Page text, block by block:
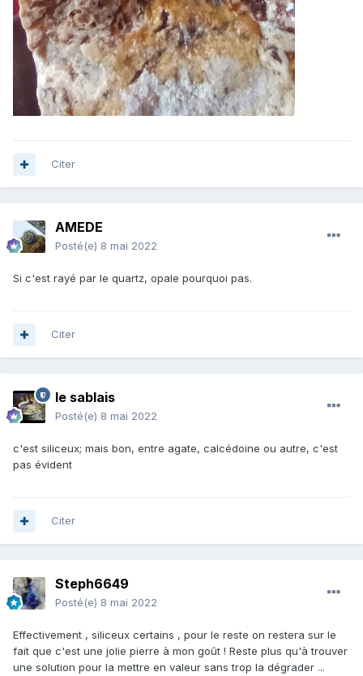
Citer
AMEDE
Posté(e) 8 mai 2022
Si c'est rayé par le quartz, opale pourquoi pas.
Citer
le sablais
Posté(e) 8 mai 2022
c'est siliceux; mais bon, entre agate, calcédoine ou autre, c'est
pas évident
Citer
Steph6649
Posté(e) 8 mai 2022
Effectivement , siliceux certains , pour le reste on restera sur le
fait que c'est une jolie pierre à mon goût ! Reste plus qu'à trouver
une solution pour la mettre en valeur sans trop la dégrader ...